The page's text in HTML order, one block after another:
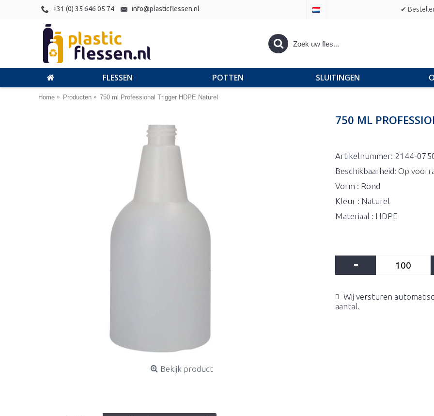
+31 (0) 35 646 05 74 info@plasticflessen.nl ✔
FLESSEN POTTEN SLUITINGEN
Home Producten 750 ml Professional Trigger HDPE Naturel
Bekijk product
750 ML
Artikelnummer: 2144-
Beschikbaarheid: Op
Vorm : Rond
Kleur : Naturel
Materiaal : HDPE
-
Wij versturen
aantal.